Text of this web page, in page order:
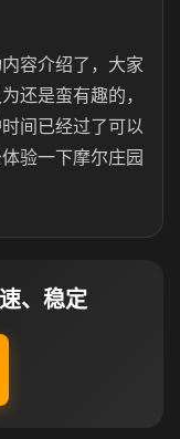
容介绍了，大家
还是蛮有趣的，
间已经过了可以
验一下摩尔庄园
、稳定